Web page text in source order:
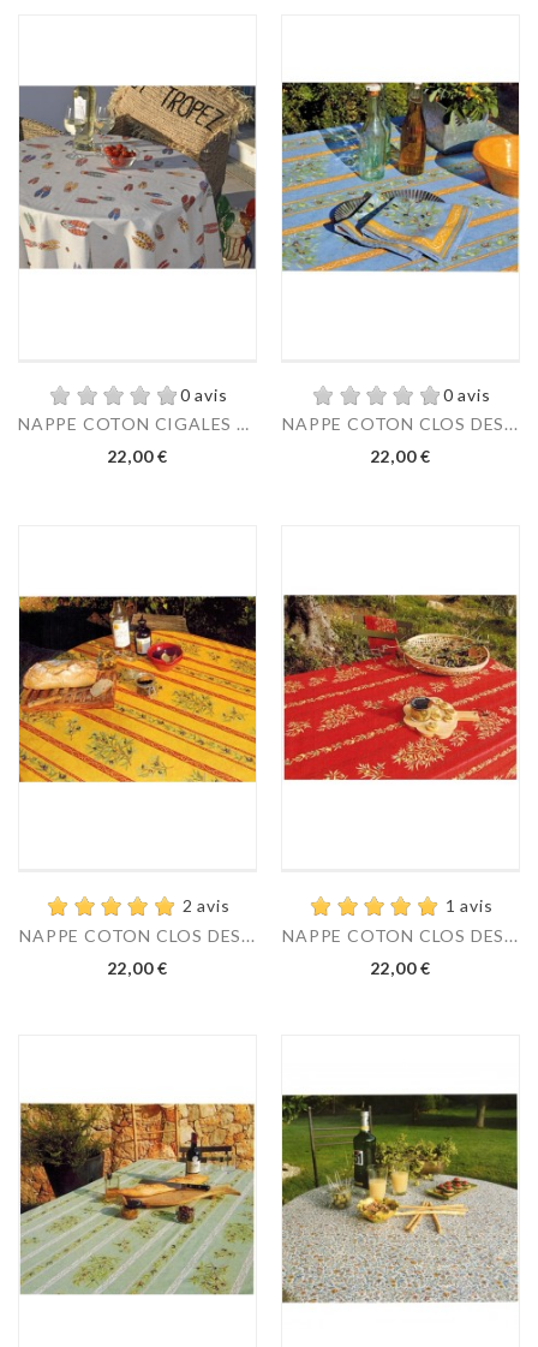
0 avis
NAPPE COTON CIGALES LIN
22,00 €
0 avis
NAPPE COTON CLOS DES...
22,00 €
2 avis
NAPPE COTON CLOS DES...
22,00 €
1 avis
NAPPE COTON CLOS DES...
22,00 €